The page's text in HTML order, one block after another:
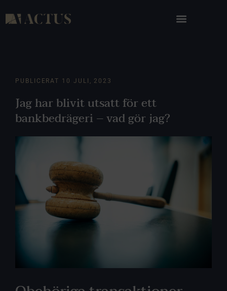
PUBLICERAT 10 JULI, 2023
Jag har blivit utsatt för ett
bankbedrägeri – vad gör jag?